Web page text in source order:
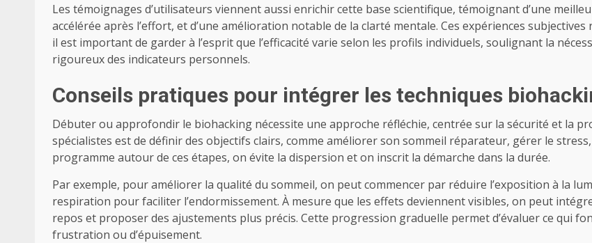
Les témoignages d’utilisateurs viennent aussi enrichir cette base scientifique, témoignant d’une
accélérée après l’effort, et d’une amélioration notable de la clarté mentale. Ces expériences
il est important de garder à l’esprit que l’efficacité varie selon les profils individuels, soulignant la
rigoureux des indicateurs personnels.
Conseils pratiques pour intégrer les techniques
Débuter ou approfondir le biohacking nécessite une approche réfléchie, centrée sur la sécurité et la
spécialistes est de définir des objectifs clairs, comme améliorer son sommeil réparateur, gérer le
programme autour de ces étapes, on évite la dispersion et on inscrit la démarche dans la durée.
Par exemple, pour améliorer la qualité du sommeil, on peut commencer par réduire l’exposition à la
respiration pour faciliter l’endormissement. À mesure que les effets deviennent visibles, on peut
repos et proposer des ajustements plus précis. Cette progression graduelle permet d’évaluer ce qui
frustration ou d’épuisement.